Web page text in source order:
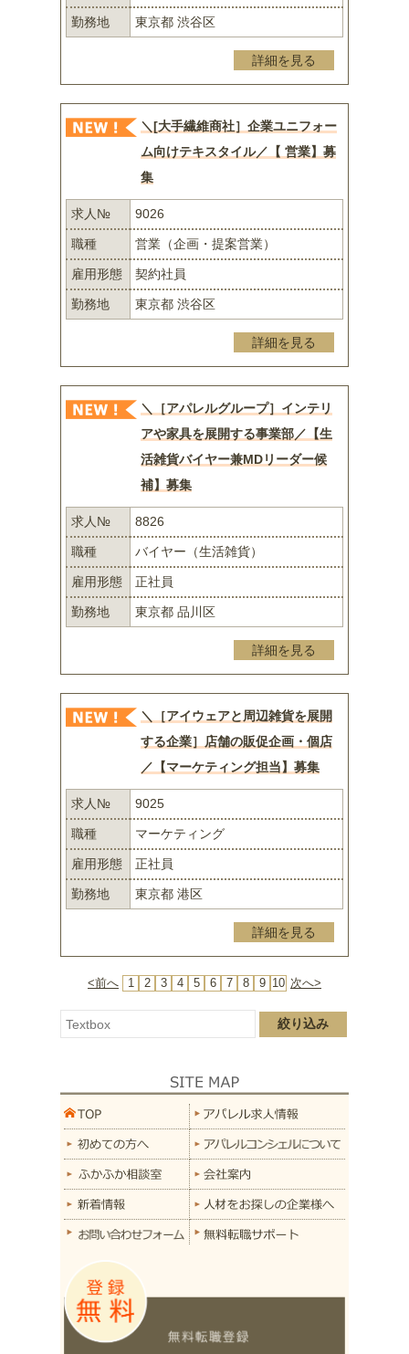
勤務地 東京都 渋谷区
詳細を見る
＼[大手繊維商社］企業ユニフォー
ム向けテキスタイル／【 営業】募
集
求人№ 9026
職種 営業（企画・提案営業）
雇用形態 契約社員
勤務地 東京都 渋谷区
詳細を見る
＼［アパレルグループ］インテリ
アや家具を展開する事業部／【生
活雑貨バイヤー兼MDリーダー候
補】募集
求人№ 8826
職種 バイヤー（生活雑貨）
雇用形態 正社員
勤務地 東京都 品川区
詳細を見る
＼［アイウェアと周辺雑貨を展開
する企業］店舗の販促企画・個店
／【マーケティング担当】募集
求人№ 9025
職種 マーケティング
雇用形態 正社員
勤務地 東京都 港区
詳細を見る
<前へ 1 2 3 4 5 6 7 8 9 10 次へ>